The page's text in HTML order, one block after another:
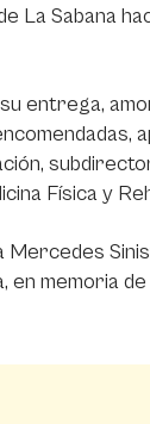
La Sabana
entrega,
Física y
Mercedes
en memoria